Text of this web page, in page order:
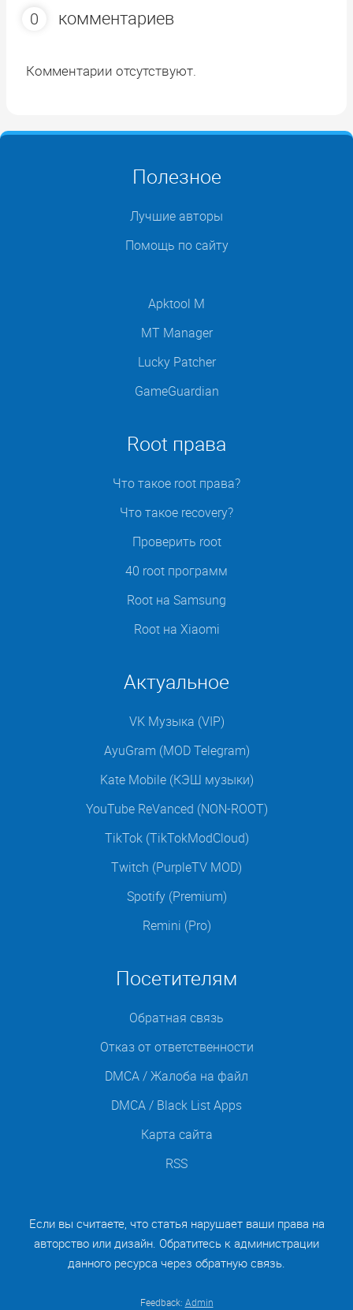
0 комментариев
Комментарии отсутствуют.
Полезное
Лучшие авторы
Помощь по сайту
Apktool M
MT Manager
Lucky Patcher
GameGuardian
Root права
Что такое root права?
Что такое recovery?
Проверить root
40 root программ
Root на Samsung
Root на Xiaomi
Актуальное
VK Музыка (VIP)
AyuGram (MOD Telegram)
Kate Mobile (КЭШ музыки)
YouTube ReVanced (NON-ROOT)
TikTok (TikTokModCloud)
Twitch (PurpleTV MOD)
Spotify (Premium)
Remini (Pro)
Посетителям
Обратная связь
Отказ от ответственности
DMCA / Жалоба на файл
DMCA / Black List Apps
Карта сайта
RSS
Если вы считаете, что статья нарушает ваши права на
авторство или дизайн. Обратитесь к администрации
данного ресурса через обратную связь.
Feedback: Admin